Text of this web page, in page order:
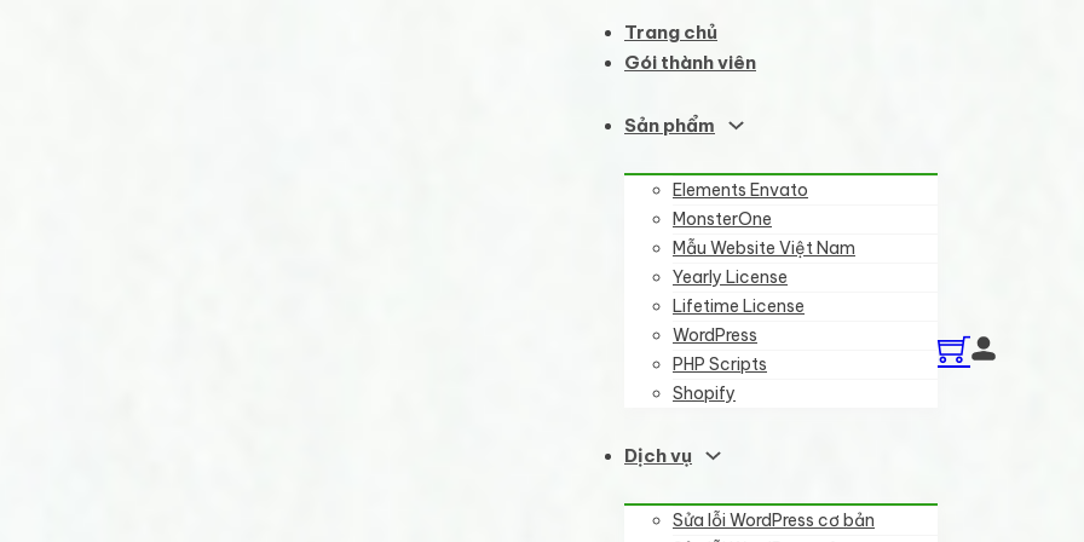
Trang chủ
Gói thành viên
Sản phẩm
Elements Envato
MonsterOne
Mẫu Website Việt Nam
Yearly License
Lifetime License
WordPress
PHP Scripts
Shopify
Dịch vụ
Sửa lỗi WordPress cơ bản